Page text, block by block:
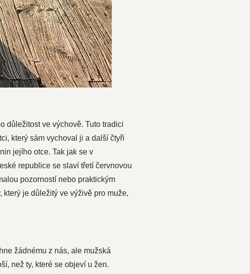
důležitost ve výchově. Tuto tradici
který sám vychoval ji a další čtyři
jejího otce. Tak jak se v
republice se slaví třetí červnovou
pozorností nebo praktickým
který je důležitý ve výživě pro muže,
žádnému z nás, ale mužská
než ty, které se objeví u žen.